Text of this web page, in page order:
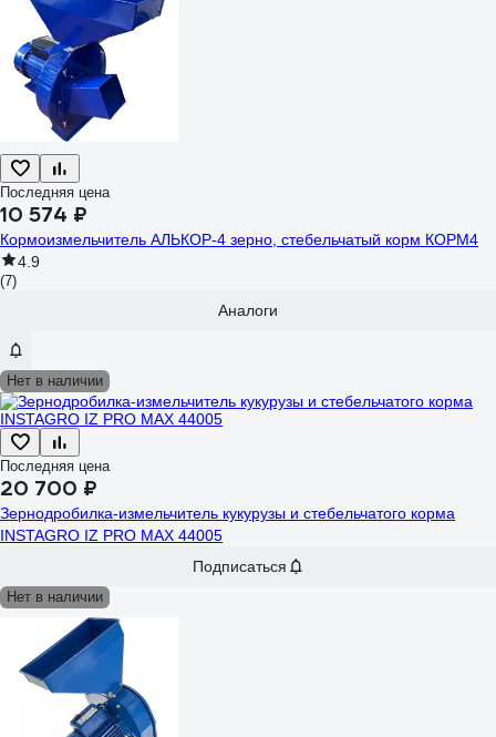
Последняя цена
10 574 ₽
Кормоизмельчитель АЛЬКОР-4 зерно, стебельчатый корм КОРМ4
4.9
(7)
Аналоги
Нет в наличии
Последняя цена
20 700 ₽
Зернодробилка-измельчитель кукурузы и стебельчатого корма
INSTAGRO IZ PRO MAX 44005
Подписаться
Нет в наличии